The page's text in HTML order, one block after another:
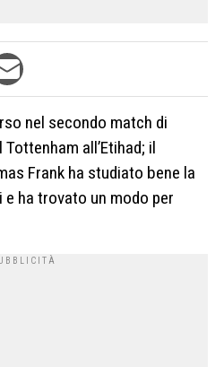
nel secondo match di
all’Etihad; il
Frank ha studiato bene la
ha trovato un modo per